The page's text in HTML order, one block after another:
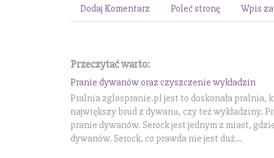
Dodaj Komentarz Poleć stronę Wpis
Przeczytać warto:
Pranie dywanów oraz czyszczenie wykładzin
Pralnia zglospranie.pl jest to doskonała pralnia,
największy brud z dywanu, czy też wykładziny.
pranie dywanów. Serock jest jednym z miast,
dywanów. Serock, co prawda nie jest duż...